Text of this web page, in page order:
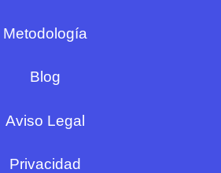
Metodología
Blog
Aviso Legal
Privacidad